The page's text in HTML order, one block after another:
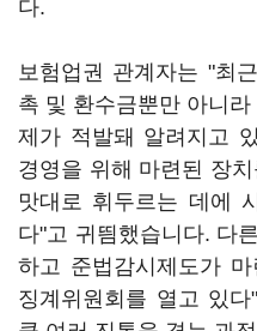
다.
보험업권 관계자는 "최
촉 및 환수금뿐만 아니
제가 적발돼 알려지고
경영을 위해 마련된 장
맛대로 휘두르는 데에
다"고 귀띔했습니다. 다
하고 준법감시제도가
징계위원회를 열고 있